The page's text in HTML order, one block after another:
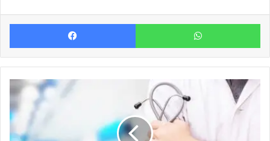
Facebook
ആവശ്യത്തിന്
ഡോക്ടർമാർ
ഇല്ലാതെ
പ്രവർത്തിച്ച
സ്വകാര്യ